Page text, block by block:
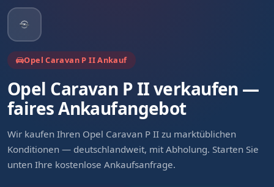
Opel Caravan P II Ankauf
Opel Caravan P II verkaufen —
faires Ankaufangebot
Wir kaufen Ihren Opel Caravan P II zu marktüblichen
Konditionen — deutschlandweit, mit Abholung. Starten Sie
unten Ihre kostenlose Ankaufsanfrage.